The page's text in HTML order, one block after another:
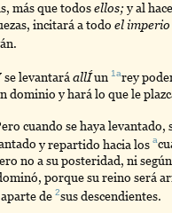
más que todosellos;y al
incitará a todoel imperio
.
se levantaráallÍun1arey
dominio y hará lo que le
cuando se haya levantado,
y repartido hacia losa
no a su posteridad, ni
porque su reino será
de2susdescendientes.